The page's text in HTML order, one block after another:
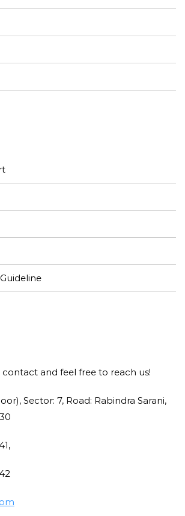
contact and feel free to reach us!
Sector: 7, Road: Rabindra Sarani,